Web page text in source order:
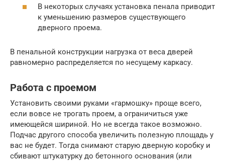
В некоторых случаях установка пенала приводит
к уменьшению размеров существующего
дверного проема.
В пенальной конструкции нагрузка от веса дверей
равномерно распределяется по несущему каркасу.
Работа с проемом
Установить своими руками «гармошку» проще всего,
если вовсе не трогать проем, а ограничиться уже
имеющейся шириной. Но не всегда такое возможно.
Подчас другого способа увеличить полезную площадь у
вас не будет. Тогда снимают старую дверную коробку и
сбивают штукатурку до бетонного основания (или